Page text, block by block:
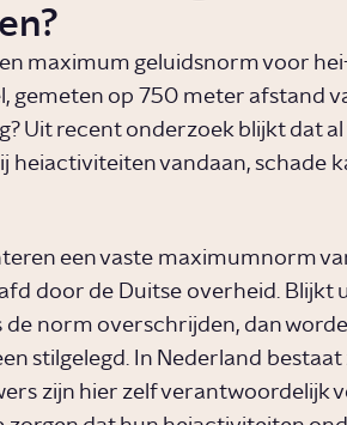
maximum geluidsnorm voor
gemeten op 750 meter afstand
Uit recent onderzoek blijkt dat
heiactiviteiten vandaan, schade
een vaste maximumnorm
door de Duitse overheid. Blijkt
norm overschrijden, dan
stilgelegd. In Nederland bestaat
zijn hier zelf verantwoordelijk